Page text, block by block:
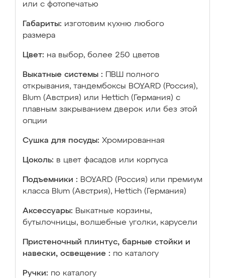
или с фотопечатью
Габариты: изготовим кухню любого
размера
Цвет: на выбор, более 250 цветов
Выкатные системы :
ПВШ полного
открывания, тандембоксы BOYARD (Россия),
Blum (Австрия) или Hettich (Германия) с
плавным закрыванием дверок или без этой
опции
Сушка для посуды: Хромированная
Цоколь: в цвет фасадов или корпуса
Подъемники : BOYARD (Россия) или премиум
класса Blum (Австрия), Hettich (Германия)
Аксессуары: Выкатные корзины,
бутылочницы, волшебные уголки, карусели
Пристеночный плинтус, барные стойки и
навески, освещение : по каталогу
Ручки: по каталогу